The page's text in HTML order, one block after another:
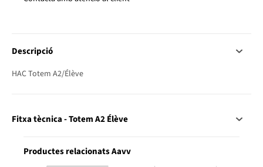
Descripció
HAC Totem A2/Élève
Fitxa tècnica - Totem A2 Élève
Productes relacionats Aavv